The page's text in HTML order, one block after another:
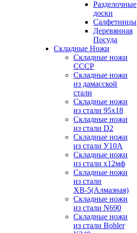
Разделочные
доски
Салфетницы
Деревянная
Посуда
Складные Ножи
Cкладные ножи
СССР
Складные ножи
из дамасской
стали
Складные ножи
из стали 95х18
Складные ножи
из стали D2
Складные ножи
из стали У10А
Складные ножи
из стали х12мф
Складные ножи
из стали
ХВ-5(Алмазная)
Складные ножи
из стали N690
Складные ножи
из стали Bohler